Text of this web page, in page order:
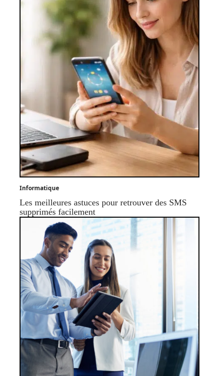
Informatique
Les meilleures astuces pour retrouver des SMS
supprimés facilement